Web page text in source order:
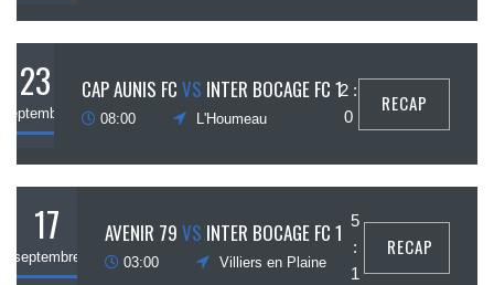
23
septembre
CAP AUNIS FC VS INTER BOCAGE FC 1
08:00 L'Houmeau
2 :
0
RECAP
17
septembre
AVENIR 79 VS INTER BOCAGE FC 1
03:00 Villiers en Plaine
5
:
1
RECAP